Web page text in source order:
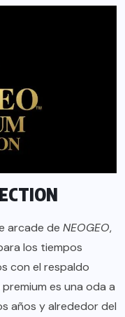
arcade de NEOGEO,
los tiempos
con el respaldo
es una oda a
años y alrededor del